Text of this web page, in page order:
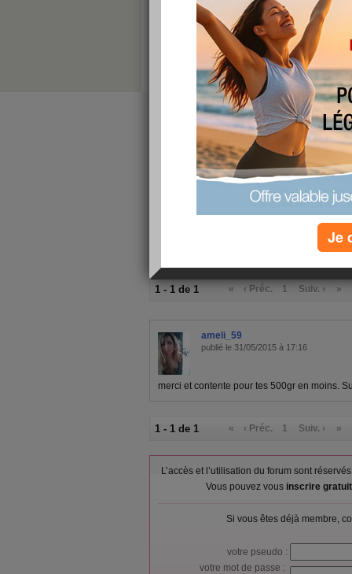
publié le 31/05/2015 à 01:47
Coucou le fofo
Today pesée officielle
je suis assez contente de moi
semaine!
Demain c'est la fête des mères
d'excès !
Bonne fête à toutes les
1 - 1 de 1 « ‹ Préc. 1 Suiv. › »
ameli_59
publié le 31/05/2015 à 17:16
merci et contente pour tes 500gr en moins.
1 - 1 de 1 « ‹ Préc. 1 Suiv. › »
L’accès et l’utilisation du forum sont
Vous pouvez vous inscrire
Si vous êtes déjà membre,
votre pseudo :
votre mot de passe :
Je